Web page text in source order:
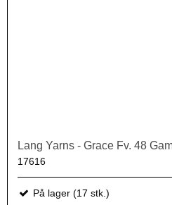
Lang Yarns - Grace Fv. 48
17616
På lager (17 stk.)